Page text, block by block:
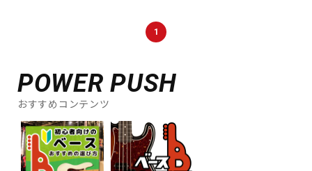
1
POWER PUSH
おすすめコンテンツ